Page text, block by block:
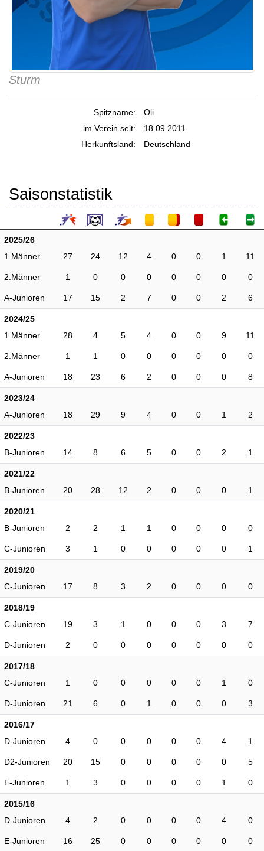
Sturm
Spitzname:
Oli
im Verein seit:
18.09.2011
Herkunftsland:
Deutschland
Saisonstatistik
2025/26
1.Männer
27 24 12 4 0 0 1 11
2.Männer 1 0 0 0 0 0 0 0
A-Junioren 17 15 2 7 0 0 2 6
2024/25
1.Männer
28 4 5 4 0 0 9 11
2.Männer 1 1 0 0 0 0 0 0
A-Junioren 18 23 6 2 0 0 0 8
2023/24
A-Junioren
18 29 9 4 0 0 1 2
2022/23
B-Junioren
14 8 6 5 0 0 2 1
2021/22
B-Junioren
20 28 12 2 0 0 0 1
2020/21
B-Junioren
2 2 1 1 0 0 0 0
C-Junioren 3 1 0 0 0 0 0 1
2019/20
C-Junioren
17 8 3 2 0 0 0 0
2018/19
C-Junioren
19 3 1 0 0 0 3 7
D-Junioren 2 0 0 0 0 0 0 0
2017/18
C-Junioren
1 0 0 0 0 0 1 0
D-Junioren 21 6 0 1 0 0 0 3
2016/17
D-Junioren
4 0 0 0 0 0 4 1
D2-Junioren 20 15 0 0 0 0 0 5
E-Junioren 1 3 0 0 0 0 1 0
2015/16
D-Junioren
4 2 0 0 0 0 4 0
E-Junioren 16 25 0 0 0 0 0 0